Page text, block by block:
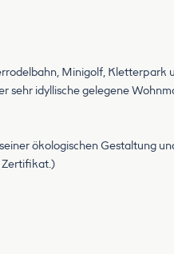
Minigolf,
sehr idyllische gelegene
ökologischen Gestaltung
Zertifikat.)